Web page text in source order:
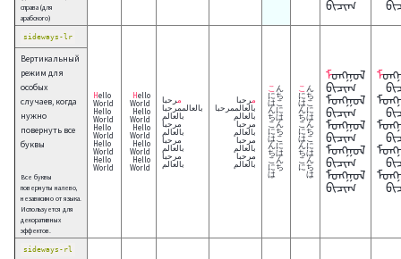
ᠪᠢᠴᠢᠭ
справа (для
арабского)
sideways-lr
Hello
World
Hello
World
Hello
World
Hello
World
Hello
World
Hello
World
Hello
World
Hello
World
Hello
World
Hello
World
مرحبا
بالعالممرحبا
بالعالم
مرحبا
بالعالم
مرحبا
بالعالم
مرحبا
بالعالم
مرحبا
بالعالممرحبا
بالعالم
مرحبا
بالعالم
مرحبا
بالعالم
مرحبا
بالعالم
こん
にち
はこ
んに
ちは
こん
にち
はこ
んに
ちは
こん
にち
は
こん
にち
はこ
んに
ちは
こん
にち
はこ
んに
ちは
こん
にち
は
ᠮᠣᠩᠭᠣᠯ
ᠪᠢᠴᠢᠭ
ᠮᠣᠩᠭᠣᠯ
ᠪᠢᠴᠢᠭ
ᠮᠣᠩᠭᠣᠯ
ᠪᠢᠴᠢᠭ
ᠮᠣᠩᠭᠣᠯ
ᠪᠢᠴᠢᠭ
ᠮᠣᠩᠭᠣᠯ
ᠪᠢᠴᠢᠭ
ᠮᠣᠩᠭᠣᠯ
Вертикальный
режим для
особых
случаев, когда
нужно
повернуть все
буквы
Все буквы
повернуты налево,
независимо от языка.
Используется для
декоративных
эффектов.
sideways-rl